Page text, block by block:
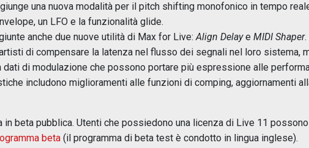
una nuova modalità per il pitch shifting monofonico in tempo
un LFO e la funzionalità glide.
anche due nuove utilità di Max for Live:Align Delaye MIDI Shaper
di compensare la latenza nel flusso dei segnali nel loro sistema,
dati di modulazione che possono portare più espressione alle
includono miglioramenti alle funzioni di comping, aggiornamenti
in beta pubblica. Utenti che possiedono una licenza di Live 11
beta (il programma di beta test è condotto in lingua inglese).